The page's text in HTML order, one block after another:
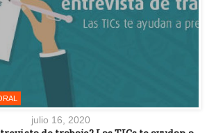
julio 16, 2020